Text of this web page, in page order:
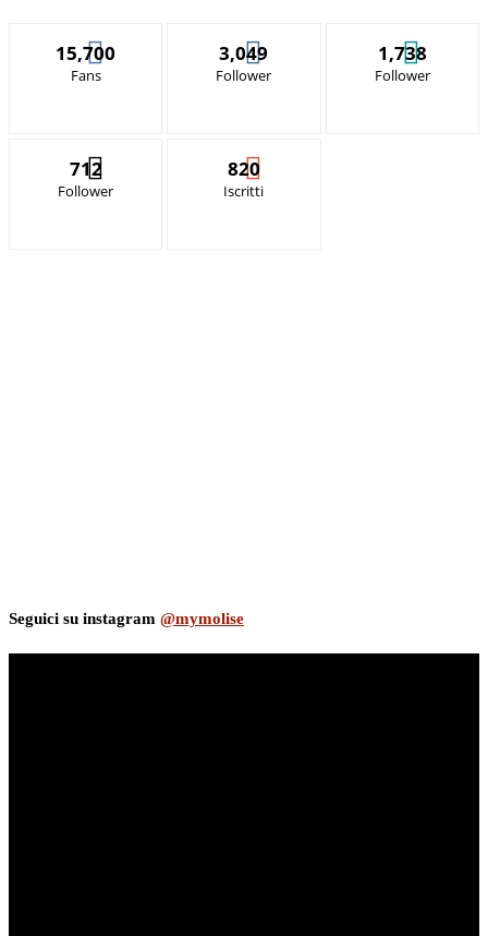
15,700
Fans
3,049
Follower
1,738
Follower
712
Follower
820
Iscritti
Seguici su instagram @mymolise